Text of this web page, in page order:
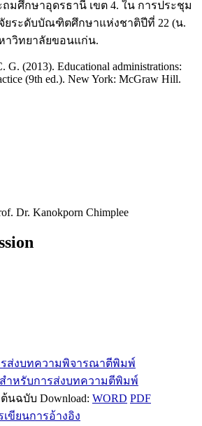
มศึกษาอุดรธานี เขต 4. ใน การประชุม
ยระดับบัณฑิตศึกษาแห่งชาติปีที่ 22 (น.
าวิทยาลัยขอนแก่น.
(2013). Educational administrations:
(9th ed.). New York: McGraw Hill.
Dr. Kanokporn Chimplee
ส่งบทความพิจารณาตีพิมพ์
ำหรับการส่งบทความตีพิมพ์
นฉบับ Download: WORD PDF
ขียนการอ้างอิง